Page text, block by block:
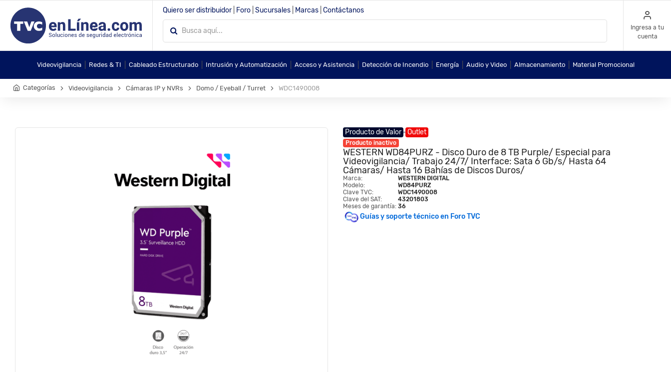
Quiero ser distribuidor Foro Sucursales Marcas Contáctanos
Ingresa a tu
cuenta
Videovigilancia Redes & TI Cableado Estructurado Intrusión y Automatización Acceso y Asistencia Detección de Incendio Energía Audio y Video Almacenamiento Material Promocional
Categorías Videovigilancia Cámaras IP y NVRs Domo / Eyeball / Turret WDC1490008
Producto de Valor Outlet
Producto inactivo
WESTERN WD84PURZ - Disco Duro de 8 TB Purple/ Especial para
Videovigilancia/ Trabajo 24/7/ Interface: Sata 6 Gb/s/ Hasta 64
Cámaras/ Hasta 16 Bahías de Discos Duros/
Marca:
WESTERN DIGITAL
Modelo:
WD84PURZ
Clave TVC:
WDC1490008
Clave del SAT:
43201803
Meses de garantía: 36
Guías y soporte técnico en Foro TVC